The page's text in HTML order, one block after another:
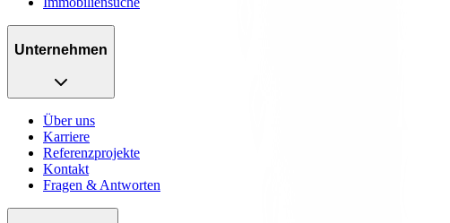
Unternehmen
Über uns
Karriere
Referenzprojekte
Kontakt
Fragen & Antworten